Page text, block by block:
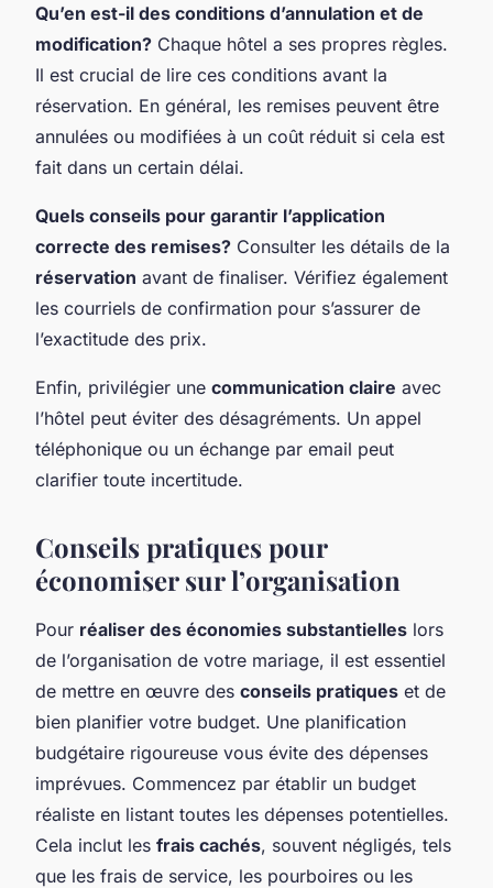
Qu’en est-il des conditions d’annulation et de
modification? Chaque hôtel a ses propres règles.
Il est crucial de lire ces conditions avant la
réservation. En général, les remises peuvent être
annulées ou modifiées à un coût réduit si cela est
fait dans un certain délai.
Quels conseils pour garantir l’application
correcte des remises? Consulter les détails de la
réservation avant de finaliser. Vérifiez également
les courriels de confirmation pour s’assurer de
l’exactitude des prix.
Enfin, privilégier une communication claire avec
l’hôtel peut éviter des désagréments. Un appel
téléphonique ou un échange par email peut
clarifier toute incertitude.
Conseils pratiques pour
économiser sur l’organisation
Pour réaliser des économies substantielles lors
de l’organisation de votre mariage, il est essentiel
de mettre en œuvre des conseils pratiques et de
bien planifier votre budget. Une planification
budgétaire rigoureuse vous évite des dépenses
imprévues. Commencez par établir un budget
réaliste en listant toutes les dépenses potentielles.
Cela inclut les frais cachés, souvent négligés, tels
que les frais de service, les pourboires ou les